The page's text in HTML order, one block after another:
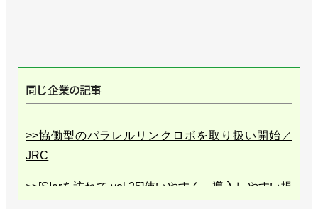
同じ企業の記事
>>協働型のパラレルリンクロボを取り扱い開始／
JRC
>>[SIerを訪ねて vol.25]使いやすく、導入しやすい提